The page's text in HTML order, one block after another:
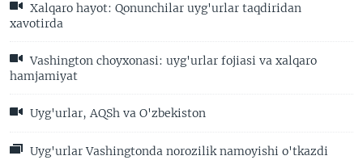
Xalqaro hayot: Qonunchilar uyg'urlar taqdiridan
xavotirda
Vashington choyxonasi: uyg'urlar fojiasi va xalqaro
hamjamiyat
Uyg'urlar, AQSh va O'zbekiston
Uyg'urlar Vashingtonda norozilik namoyishi o'tkazdi